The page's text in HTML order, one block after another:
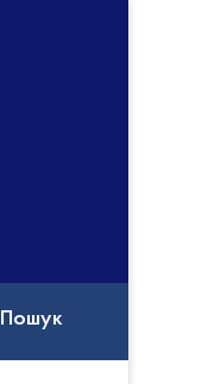
Пошук